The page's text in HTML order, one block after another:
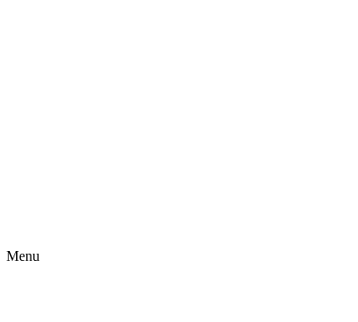
Menu